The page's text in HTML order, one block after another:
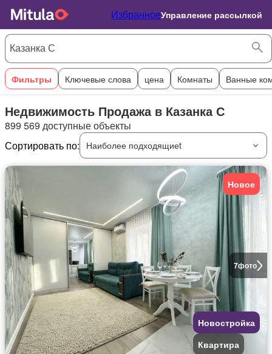
ИзбранноеУправление рассылкой
Фильтры Ключевые слова цена Комнаты Ванные
Недвижимость Продажа в Казанка С
899 569 доступные объекты
Сортировать по:
Наиболее подходящиеt
7фото
Новое
Новостройка
Квартира